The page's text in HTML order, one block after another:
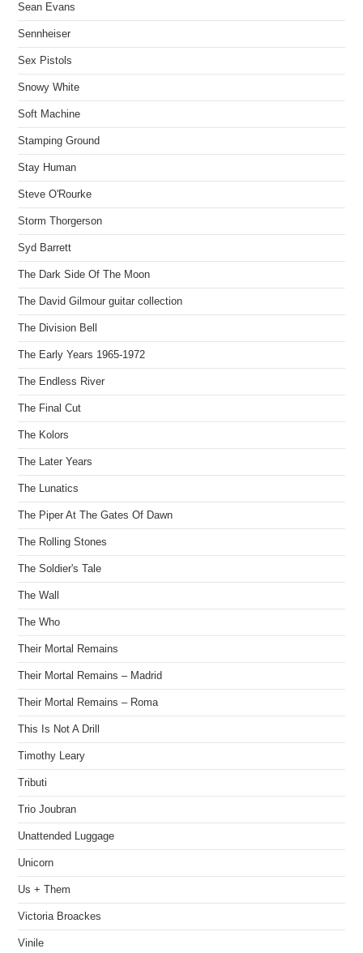
Sean Evans
Sennheiser
Sex Pistols
Snowy White
Soft Machine
Stamping Ground
Stay Human
Steve O'Rourke
Storm Thorgerson
Syd Barrett
The Dark Side Of The Moon
The David Gilmour guitar collection
The Division Bell
The Early Years 1965-1972
The Endless River
The Final Cut
The Kolors
The Later Years
The Lunatics
The Piper At The Gates Of Dawn
The Rolling Stones
The Soldier's Tale
The Wall
The Who
Their Mortal Remains
Their Mortal Remains – Madrid
Their Mortal Remains – Roma
This Is Not A Drill
Timothy Leary
Tributi
Trio Joubran
Unattended Luggage
Unicorn
Us + Them
Victoria Broackes
Vinile